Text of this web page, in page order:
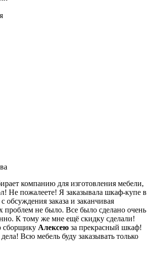
компанию для изготовления мебели,
Не пожалеете! Я заказывала шкаф-купе в
обсуждения заказа и заканчивая
проблем не было. Все было сделано очень
К тому же мне ещё скидку сделали!
сборщику Алексею за прекрасный шкаф!
Всю мебель буду заказывать только